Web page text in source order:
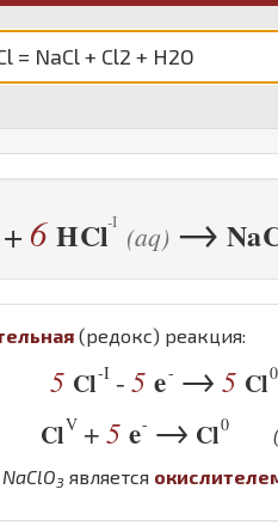
+ 6 HCl (aq) → Na
(редокс) реакция:
5 Cl-I - 5 e- → 5 Cl0
ClV +5 e- → Cl0
NaClO3 является